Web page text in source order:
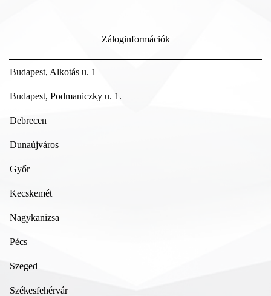
Záloginformációk
Budapest, Alkotás u. 1
Budapest, Podmaniczky u. 1.
Debrecen
Dunaújváros
Győr
Kecskemét
Nagykanizsa
Pécs
Szeged
Székesfehérvár